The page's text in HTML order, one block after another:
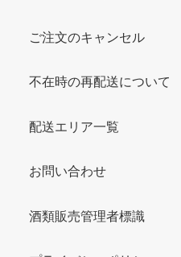
ご注文のキャンセル
不在時の再配送について
配送エリア一覧
お問い合わせ
酒類販売管理者標識